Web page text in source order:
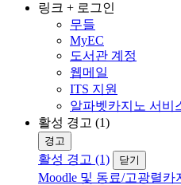
링크 + 로그인
무들
MyEC
도서관 계정
웹메일
ITS 지원
알파벳카지노 서비
활성 경고 (1)
경고
활성 경고 (1) 닫기
Moodle 및 동료/고광렬카